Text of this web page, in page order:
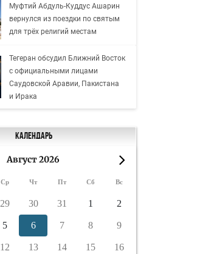
Муфтий Абдуль-Куддус Ашарин
вернулся из поездки по святым
для трёх религий местам
Тегеран обсудил Ближний Восток
с официальными лицами
Саудовской Аравии, Пакистана
и Ирака
Календарь
Август 2026
Ср Чт Пт Сб Вс
29 30 31 1 2
5 6 7 8 9
12 13 14 15 16